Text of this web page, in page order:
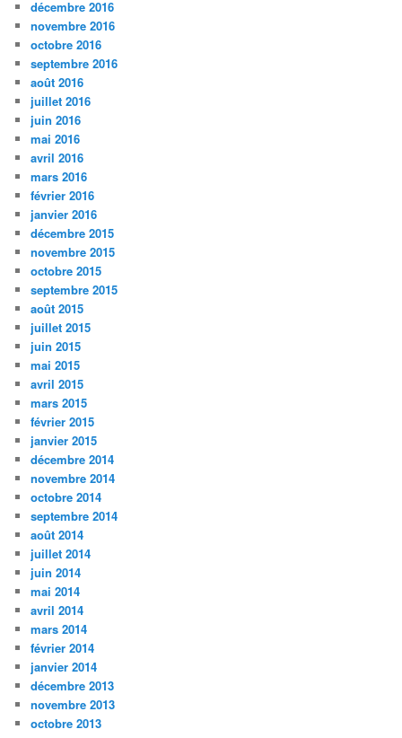
décembre 2016
novembre 2016
octobre 2016
septembre 2016
août 2016
juillet 2016
juin 2016
mai 2016
avril 2016
mars 2016
février 2016
janvier 2016
décembre 2015
novembre 2015
octobre 2015
septembre 2015
août 2015
juillet 2015
juin 2015
mai 2015
avril 2015
mars 2015
février 2015
janvier 2015
décembre 2014
novembre 2014
octobre 2014
septembre 2014
août 2014
juillet 2014
juin 2014
mai 2014
avril 2014
mars 2014
février 2014
janvier 2014
décembre 2013
novembre 2013
octobre 2013